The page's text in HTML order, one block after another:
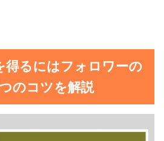
得るにはフォロワーの
のコツを解説